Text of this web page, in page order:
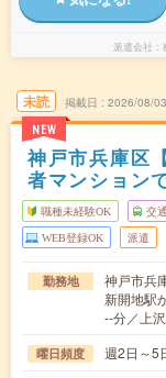
派遣会社
未読
NEW
掲載日 2026/08/03
神戸市兵庫区
者マンション
職種未経験OK 交
WEB登録OK 派遣
勤務地
神戸市兵
新開地駅
--分／上
曜日頻度 週2日～